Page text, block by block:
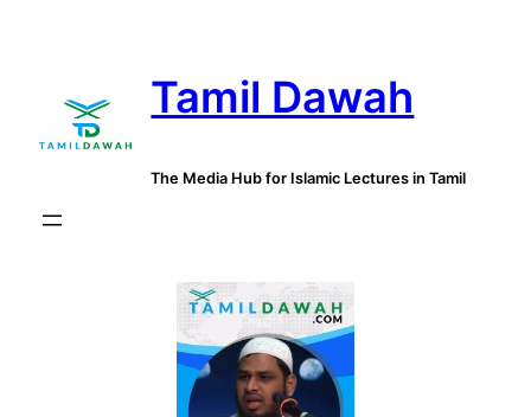
Tamil Dawah
The Media Hub for Islamic Lectures in Tamil